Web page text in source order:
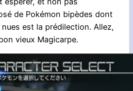
de Pokémon bipèdes dont
est la prédilection. Allez,
vieux Magicarpe.